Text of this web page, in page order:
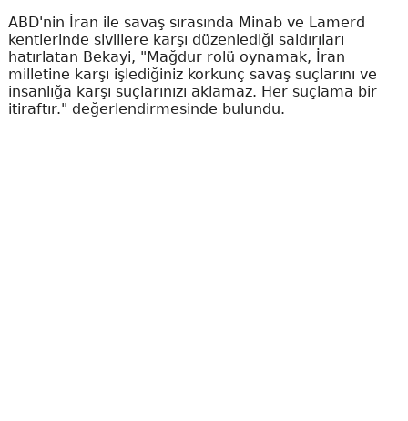
ABD'nin İran ile savaş sırasında Minab ve Lamerd
kentlerinde sivillere karşı düzenlediği saldırıları
hatırlatan Bekayi, "Mağdur rolü oynamak, İran
milletine karşı işlediğiniz korkunç savaş suçlarını ve
insanlığa karşı suçlarınızı aklamaz. Her suçlama bir
itiraftır." değerlendirmesinde bulundu.